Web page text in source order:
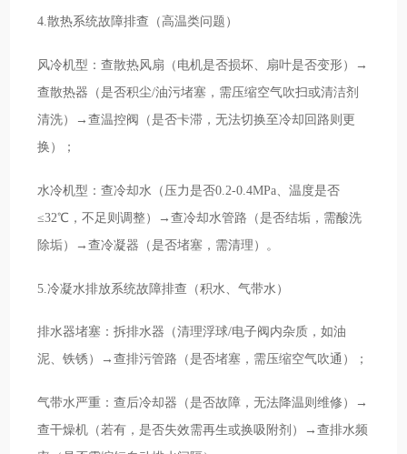
4.散热系统故障排查（高温类问题）
风冷机型：查散热风扇（电机是否损坏、扇叶是否变形）→
查散热器（是否积尘/油污堵塞，需压缩空气吹扫或清洁剂
清洗）→查温控阀（是否卡滞，无法切换至冷却回路则更
换）；
水冷机型：查冷却水（压力是否0.2-0.4MPa、温度是否
≤32℃，不足则调整）→查冷却水管路（是否结垢，需酸洗
除垢）→查冷凝器（是否堵塞，需清理）。
5.冷凝水排放系统故障排查（积水、气带水）
排水器堵塞：拆排水器（清理浮球/电子阀内杂质，如油
泥、铁锈）→查排污管路（是否堵塞，需压缩空气吹通）；
气带水严重：查后冷却器（是否故障，无法降温则维修）→
查干燥机（若有，是否失效需再生或换吸附剂）→查排水频